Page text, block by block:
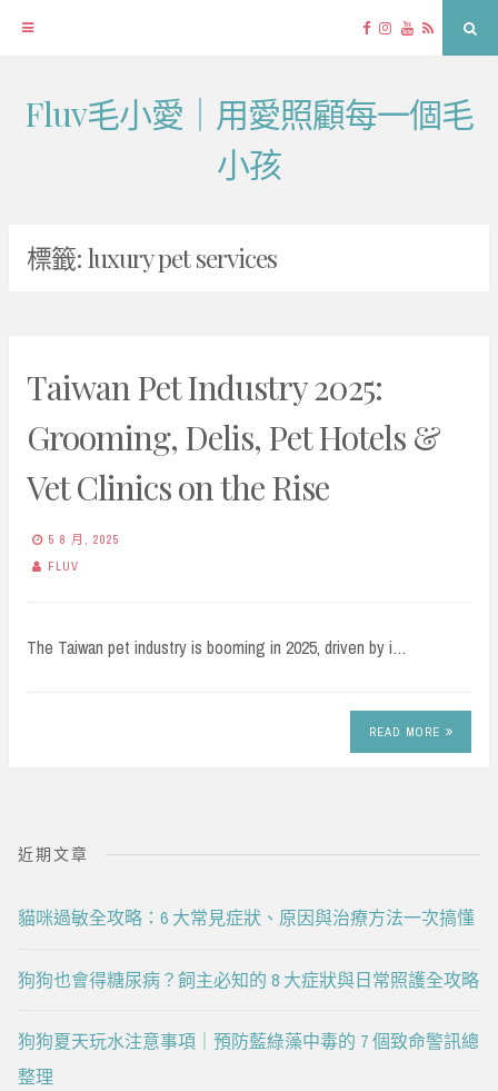
Skip
Facebook
Instagram
YouTube
RSS
Fluv毛小愛｜用愛照顧每一個毛
小孩
標籤:luxury pet services
Taiwan Pet Industry 2025:
Grooming, Delis, Pet Hotels &
Vet Clinics on the Rise
5 8 月, 2025
FLUV
The Taiwan pet industry is booming in 2025, driven by i…
READ MORE
近期文章
貓咪過敏全攻略：6 大常見症狀、原因與治療方法一次搞懂
狗狗也會得糖尿病？飼主必知的 8 大症狀與日常照護全攻略
狗狗夏天玩水注意事項｜預防藍綠藻中毒的 7 個致命警訊總
整理